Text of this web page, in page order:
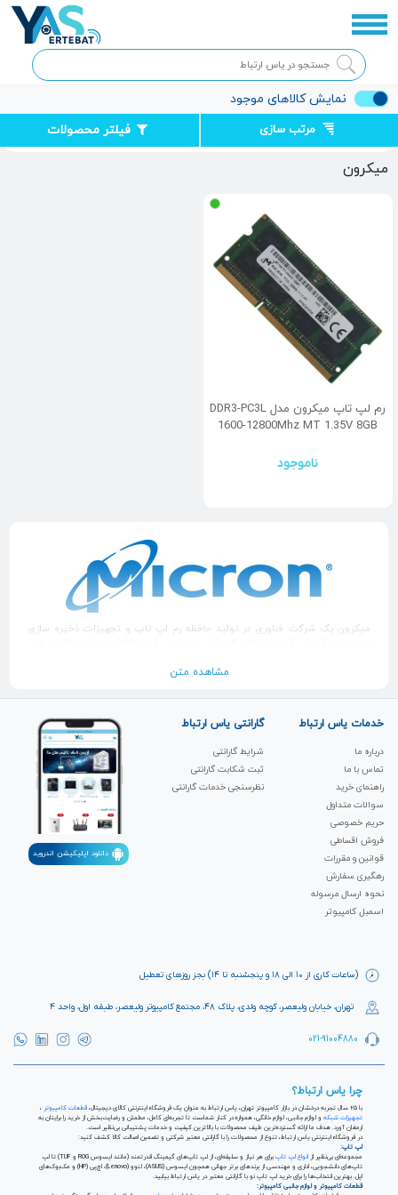
نمایش کالاهای موجود
مرتب سازی فیلتر محصولات میکرون
میکرون
رم لپ تاپ میکرون مدل DDR3-PC3L
1600-12800Mhz MT 1.35V 8GB
ناموجود
میکرون یک شرکت فناوری در تولید حافظه رم لپ تاپ و تجهیزات ذخیره سازی
مشاهده متن
(ساعات کاری از ۱۰ الی ۱۸ و پنجشنبه تا ۱۴) بجز روزهای تعطیل
تهران، خیابان ولیعصر، کوچه ولدی، پلاک ۴۸، مجتمع کامپیوتر ولیعصر، طبقه اول، واحد ۴
021-91004880
خدمات یاس ارتباط
درباره ما
تماس با ما
راهنمای خرید
سوالات متداول
حریم خصوصی
فروش اقساطی
قوانین و مقررات
رهگیری سفارش
نحوه ارسال مرسوله
اسمبل کامپیوتر
گارانتی یاس ارتباط
شرایط گارانتی
ثبت شکابت‌ گارانتی
نظرسنجی خدمات گارانتی
دانلود اپلیکیشن اندروید
چرا یاس ارتباط؟
با ۲۵ سال تجربه درخشان در بازار کامپیوتر تهران، یاس ارتباط به عنوان یک فروشگاه اینترنتی کالای دیجیتال، قطعات کامپیوتر
تجهیزات شبکه
و لوازم جانبی، لوازم خانگی، همواره در کنار شماست تا تجربه‌ای کامل، مطمئن و رضایت‌بخش از خرید را برایتان به
ارمغان آورد. هدف ما ارائه گسترده‌ترین طیف محصولات با بالاترین کیفیت و خدمات پشتیبانی بی‌نظیر است.
در فروشگاه اینترنتی یاس ارتباط، تنوع از محصولات را با گارانتی معتبر شرکتی و تضمین اصالت کالا کشف کنید:
لپ تاپ:
مجموعه‌ای بی‌نظیر از انواع لپ تاپ
برای هر نیاز و سلیقه‌ای، از لپ تاپ‌های گیمینگ قدرتمند (مانند ایسوس ROG و TUF) تا لپ
تاپ‌های دانشجویی، اداری و مهندسی از برندهای برتر جهانی همچون ایسوس (ASUS)، لنوو (Lenovo)، اچ‌پی (HP) و مک‌بوک‌های
اپل. بهترین انتخاب‌ها را برای خرید لپ تاپ نو با گارانتی معتبر در یاس ارتباط بیابید.
قطعات کامپیوتر و لوازم جانبی کامپیوتر: